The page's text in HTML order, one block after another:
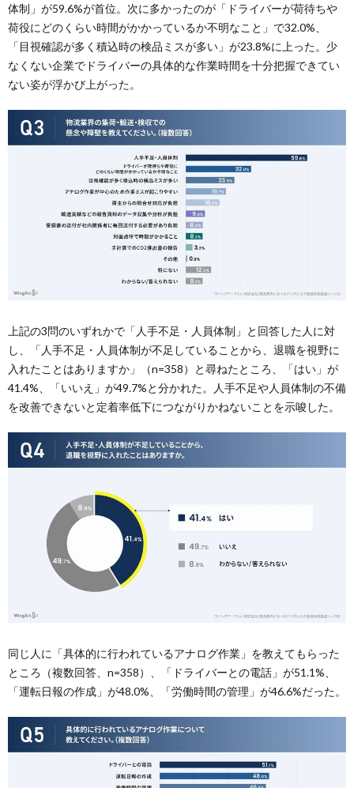
体制」が59.6%が首位。次に多かったのが「ドライバーが荷待ちや
荷役にどのくらい時間がかかっているか不明なこと」で32.0%、
「目視確認が多く積込時の検品ミスが多い」が23.8%に上った。少
なくない企業でドライバーの具体的な作業時間を十分把握できてい
ない姿が浮かび上がった。
上記の3問のいずれかで「人手不足・人員体制」と回答した人に対
し、「人手不足・人員体制が不足していることから、退職を視野に
入れたことはありますか」（n=358）と尋ねたところ、「はい」が
41.4%、「いいえ」が49.7%と分かれた。人手不足や人員体制の不備
を改善できないと定着率低下につながりかねないことを示唆した。
同じ人に「具体的に行われているアナログ作業」を教えてもらった
ところ（複数回答、n=358）、「ドライバーとの電話」が51.1%、
「運転日報の作成」が48.0%、「労働時間の管理」が46.6%だった。